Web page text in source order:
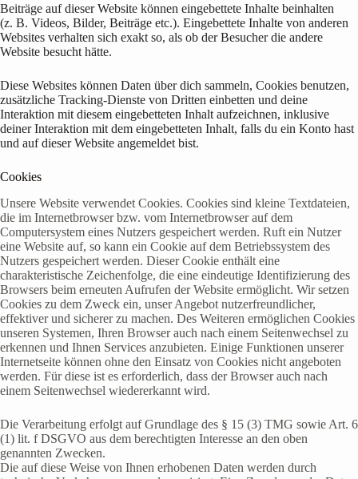
Beiträge auf dieser Website können eingebettete Inhalte beinhalten
(z. B. Videos, Bilder, Beiträge etc.). Eingebettete Inhalte von anderen
Websites verhalten sich exakt so, als ob der Besucher die andere
Website besucht hätte.
Diese Websites können Daten über dich sammeln, Cookies benutzen,
zusätzliche Tracking-Dienste von Dritten einbetten und deine
Interaktion mit diesem eingebetteten Inhalt aufzeichnen, inklusive
deiner Interaktion mit dem eingebetteten Inhalt, falls du ein Konto hast
und auf dieser Website angemeldet bist.
Cookies
Unsere Website verwendet Cookies. Cookies sind kleine Textdateien,
die im Internetbrowser bzw. vom Internetbrowser auf dem
Computersystem eines Nutzers gespeichert werden. Ruft ein Nutzer
eine Website auf, so kann ein Cookie auf dem Betriebssystem des
Nutzers gespeichert werden. Dieser Cookie enthält eine
charakteristische Zeichenfolge, die eine eindeutige Identifizierung des
Browsers beim erneuten Aufrufen der Website ermöglicht. Wir setzen
Cookies zu dem Zweck ein, unser Angebot nutzerfreundlicher,
effektiver und sicherer zu machen. Des Weiteren ermöglichen Cookies
unseren Systemen, Ihren Browser auch nach einem Seitenwechsel zu
erkennen und Ihnen Services anzubieten. Einige Funktionen unserer
Internetseite können ohne den Einsatz von Cookies nicht angeboten
werden. Für diese ist es erforderlich, dass der Browser auch nach
einem Seitenwechsel wiedererkannt wird.
Die Verarbeitung erfolgt auf Grundlage des § 15 (3) TMG sowie Art. 6
(1) lit. f DSGVO aus dem berechtigten Interesse an den oben
genannten Zwecken.
Die auf diese Weise von Ihnen erhobenen Daten werden durch